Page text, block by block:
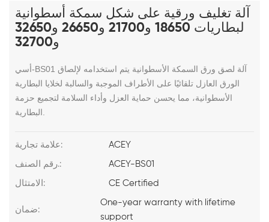
آلة تغليف ورقية على شكل سمكة أسطوانية
لبطاريات 18650 و21700 و26650 و32650
و32700
أسي-BS01 آلة لصق ورق السمكة الأسطوانية يتم استخدامه لإلصاق
الورق العازل تلقائيًا على الأطراف الموجبة والسالبة لخلايا البطارية
الأسطوانية، مما يحسن حماية العزل وأداء السلامة لتجميع حزمة
علامة تجارية: ACEY
رقم الصنف.: ACEY-BS01
الامتثال: CE Certified
ضمان:
One-year warranty with lifetime
support